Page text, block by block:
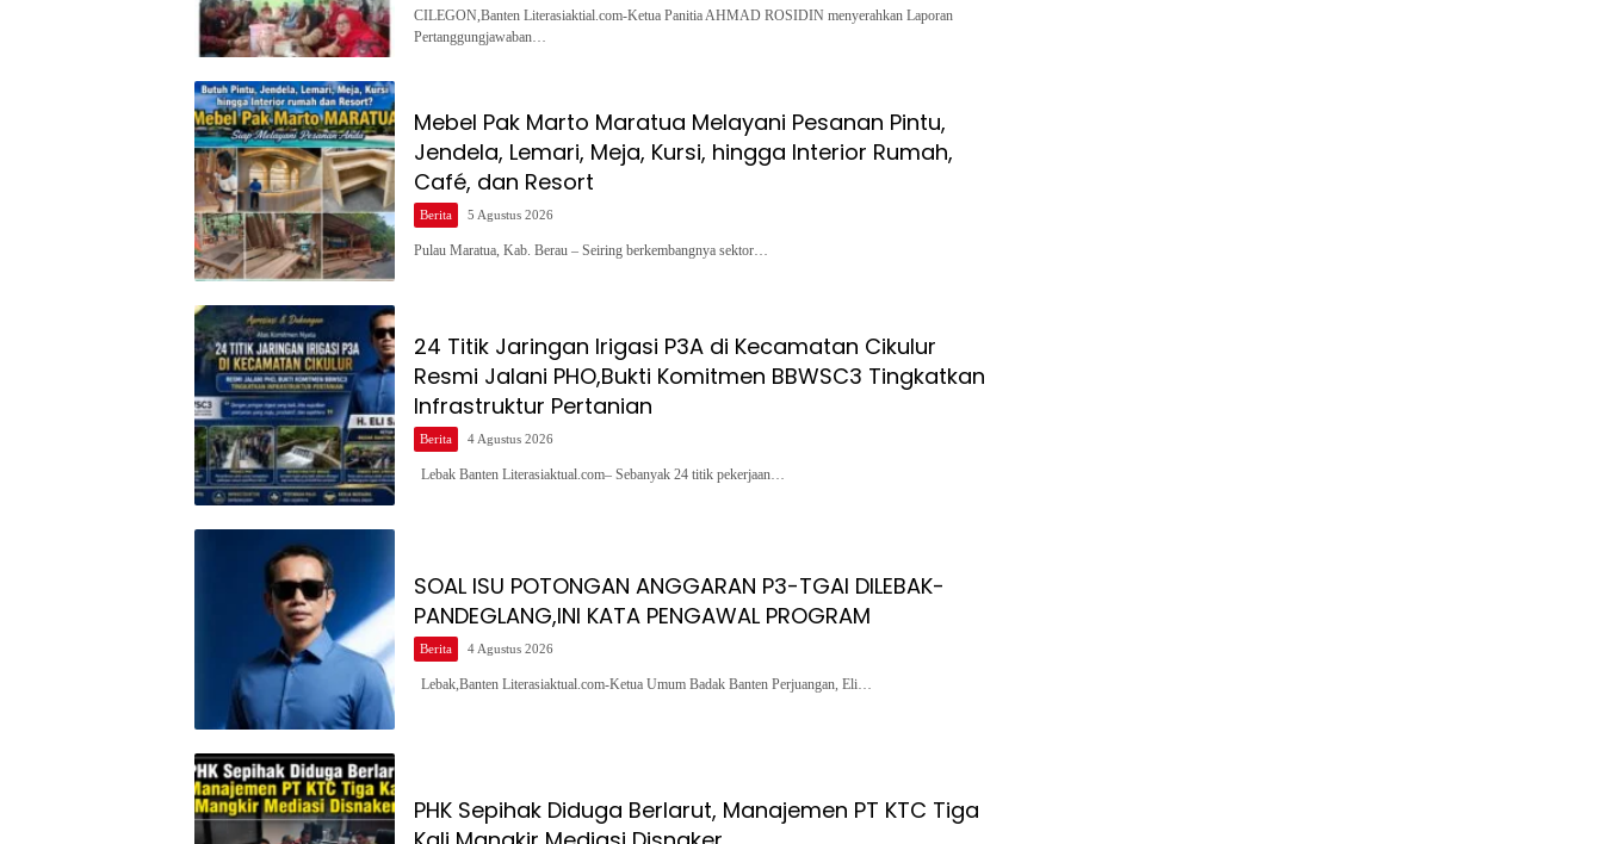
CILEGON,Banten Literasiaktial.com-Ketua Panitia AHMAD ROSIDIN menyerahkan Laporan
Pertanggungjawaban…
Mebel Pak Marto Maratua Melayani Pesanan Pintu,
Jendela, Lemari, Meja, Kursi, hingga Interior Rumah,
Café, dan Resort
Berita 5 Agustus 2026
Pulau Maratua, Kab. Berau – Seiring berkembangnya sektor…
24 Titik Jaringan Irigasi P3A di Kecamatan Cikulur
Resmi Jalani PHO,Bukti Komitmen BBWSC3 Tingkatkan
Infrastruktur Pertanian
Berita 4 Agustus 2026
Lebak Banten Literasiaktual.com– Sebanyak 24 titik pekerjaan…
SOAL ISU POTONGAN ANGGARAN P3-TGAI DILEBAK-
PANDEGLANG,INI KATA PENGAWAL PROGRAM
Berita 4 Agustus 2026
Lebak,Banten Literasiaktual.com-Ketua Umum Badak Banten Perjuangan, Eli…
PHK Sepihak Diduga Berlarut, Manajemen PT KTC Tiga